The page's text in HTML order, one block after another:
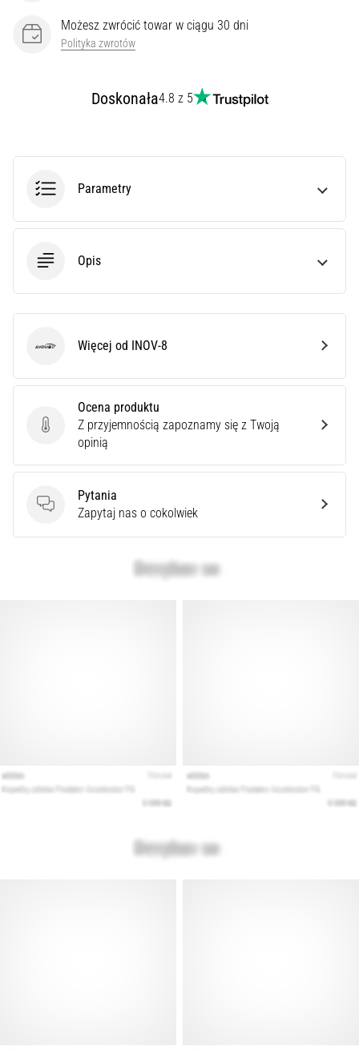
jako
syndrom
powszechny
problem…
wszystkie
Możesz zwrócić towar w ciągu 30 dni
Polityka zwrotów
Doskonała4.8 z 5
Parametry
Opis
Ocena produktu
Ocena produktu
Z przyjemnością zapoznamy się z Twoją
opinią
Pytania
Pytania
Zapytaj nas o cokolwiek
INOV-8Więcej od INOV-8